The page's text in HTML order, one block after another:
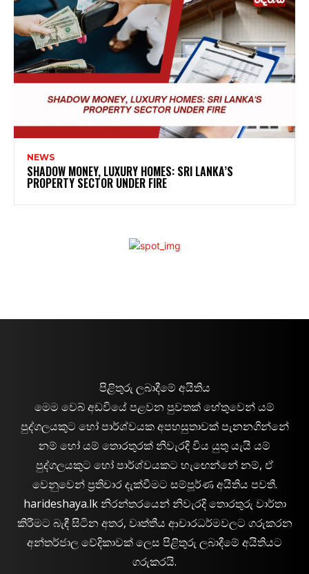
NEWS
SHADOW MONEY, LUXURY HOMES: SRI LANKA’S
PROPERTY SECTOR UNDER FIRE
පිළිතුරු ලබාදීමේ අයිතිය
මෙම වෙබ් අඩවියේ පළවන පුවතක් හේතුවෙන් යම්
පුද්ගලයකුට හෝ පාර්ශ්වයක අපහසුතාවක් පැනනගින්නේ
නම් හෝ යම් තොරතුරක් නිවැරදි විය යුතු යැයි යම්
පුද්ගලයකුට හෝ පාර්ශ්වයකට හැඟෙන්නේ නම්, ඒ
වෙනුවෙන් ප්‍රතිචාර දැක්වීමට සම්පූර්ණ අයිතිය පවතී.
harideshaya.lk නිරන්තරයෙන් නිවැරදි තොරතුරු වාර්තා
කිරීමට බැඳී සිටින අතර, වෘත්තීය ආචාරධර්මවලට ගරුකරන
අන්තර්ජාල වේදිකාවක් ලෙස පිළිතුරු ලබාදීමේ අයිතියට
ගරුකරයි.